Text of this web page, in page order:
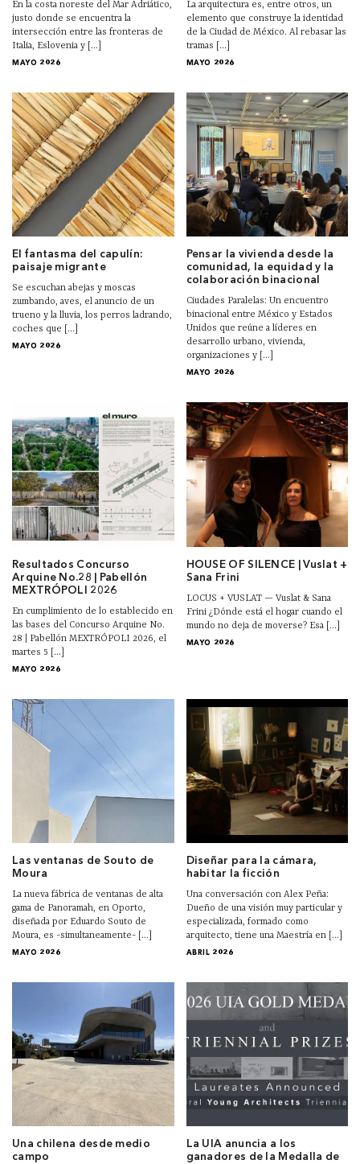
En la costa noreste del Mar Adriático,
justo donde se encuentra la
intersección entre las fronteras de
Italia, Eslovenia y [...]
MAYO 2026
La arquitectura es, entre otros, un
elemento que construye la identidad
de la Ciudad de México. Al rebasar las
tramas [...]
MAYO 2026
El fantasma del capulín:
paisaje migrante
Se escuchan abejas y moscas
zumbando, aves, el anuncio de un
trueno y la lluvia, los perros ladrando,
coches que [...]
MAYO 2026
Pensar la vivienda desde la
comunidad, la equidad y la
colaboración binacional
Ciudades Paralelas: Un encuentro
binacional entre México y Estados
Unidos que reúne a líderes en
desarrollo urbano, vivienda,
organizaciones y [...]
MAYO 2026
Resultados Concurso
Arquine No.28 | Pabellón
MEXTRÓPOLI 2026
En cumplimiento de lo establecido en
las bases del Concurso Arquine No.
28 | Pabellón MEXTRÓPOLI 2026, el
martes 5 [...]
MAYO 2026
HOUSE OF SILENCE | Vuslat +
Sana Frini
LOCUS + VUSLAT — Vuslat & Sana
Frini ¿Dónde está el hogar cuando el
mundo no deja de moverse? Esa [...]
MAYO 2026
Las ventanas de Souto de
Moura
La nueva fábrica de ventanas de alta
gama de Panoramah, en Oporto,
diseñada por Eduardo Souto de
Moura, es -simultaneamente- [...]
MAYO 2026
Diseñar para la cámara,
habitar la ficción
Una conversación con Alex Peña:
Dueño de una visión muy particular y
especializada, formado como
arquitecto, tiene una Maestría en [...]
ABRIL 2026
Una chilena desde medio
campo
La UIA anuncia a los
ganadores de la Medalla de